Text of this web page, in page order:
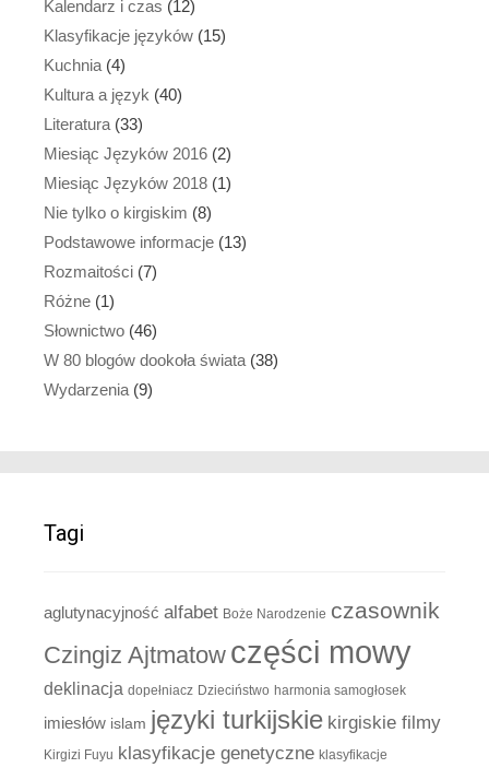
Kalendarz i czas (12)
Klasyfikacje języków (15)
Kuchnia (4)
Kultura a język (40)
Literatura (33)
Miesiąc Języków 2016 (2)
Miesiąc Języków 2018 (1)
Nie tylko o kirgiskim (8)
Podstawowe informacje (13)
Rozmaitości (7)
Różne (1)
Słownictwo (46)
W 80 blogów dookoła świata (38)
Wydarzenia (9)
Tagi
aglutynacyjność alfabet Boże Narodzenie czasownik
Czingiz Ajtmatow części mowy
deklinacja dopełniacz Dzieciństwo harmonia samogłosek
imiesłów islam języki turkijskie kirgiskie filmy
Kirgizi Fuyu klasyfikacje genetyczne klasyfikacje